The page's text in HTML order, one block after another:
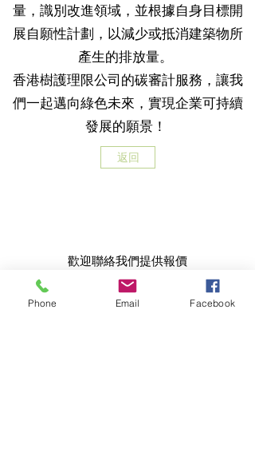
量，識別改進領域，並根據自身目標開
展自願性計劃，以減少或抵消建築物所
產生的排放量。
香港樹護理限公司的碳審計服務，讓我
們一起邁向綠色未來，實現企業可持續
發展的願景！
返回
歡迎聯絡我們提供報價
聯絡我們
Phone Email Facebook